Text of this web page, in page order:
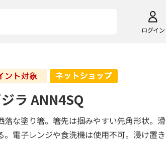
ログイン
ラ ANN4SQ
落な塗り箸。箸先は掴みやすい先角形状。滑
。電子レンジや食洗機は使用不可。浸け置き